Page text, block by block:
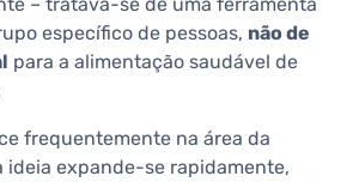
– tratava-se de uma ferramenta
específico de pessoas, não de
para a alimentação saudável de
frequentemente na área da
ideia expande-se rapidamente,